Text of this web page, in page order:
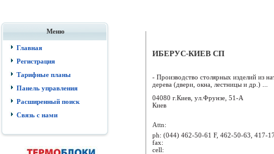
Меню
Главная
Регистрация
Тарифные планы
Панель управления
Расширенный поиск
Связь с нами
ИБЕРУС-КИЕВ СП
- Производство столярных изделий из
дерева (двери, окна, лестницы и др.) ...
04080 г.Киев, ул.Фрунзе, 51-А
Киев
Attn:
ph: (044) 462-50-61 F, 462-50-63, 417-
fax:
cell: